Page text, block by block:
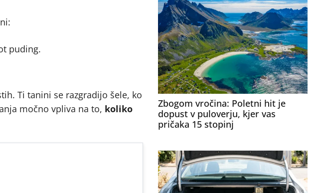
puding.
Ti tanini se razgradijo šele, ko
močno vpliva na to, koliko
Zbogom vročina: Poletni hit je
dopust v puloverju, kjer vas
pričaka 15 stopinj